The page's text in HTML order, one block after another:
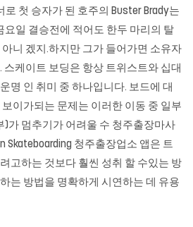
로 첫 승자가 된 호주의 Buster Brady는
요일 결승전에 적어도 한두 마리의 탈
니 겠지.하지만 그가 들어가면 소유자
스케이트 보딩은 항상 트위스트와 십대
명 인 취미 중 하나입니다. 보드에 대
이가되는 문제는 이러한 이동 중 일부
)가 멈추기가 어려울 수 청주출장마사
Skateboarding 청주출장업소 앱은 트
고하는 것보다 훨씬 성취 할 수있는 방
는 방법을 명확하게 시연하는 데 유용